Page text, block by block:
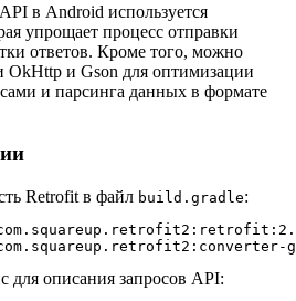
в Android используется
упрощает процесс отправки
ответов. Кроме того, можно
OkHttp и Gson для оптимизации
и парсинга данных в формате
Retrofit в файл build.gradle:
для описания запросов API: